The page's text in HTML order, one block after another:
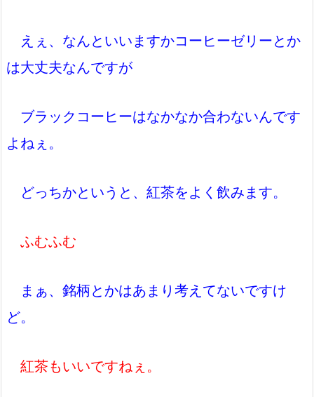
えぇ、なんといいますかコーヒーゼリーとか
は大丈夫なんですが
ブラックコーヒーはなかなか合わないんです
よねぇ。
どっちかというと、紅茶をよく飲みます。
ふむふむ
まぁ、銘柄とかはあまり考えてないですけ
ど。
紅茶もいいですねぇ。